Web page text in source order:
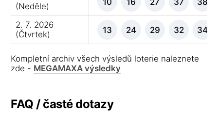
(Neděle)
2. 7. 2026
(Čtvrtek)
13 24 29 32 34
Kompletní archiv všech výsledů loterie naleznete
zde - MEGAMAXA výsledky
FAQ / časté dotazy